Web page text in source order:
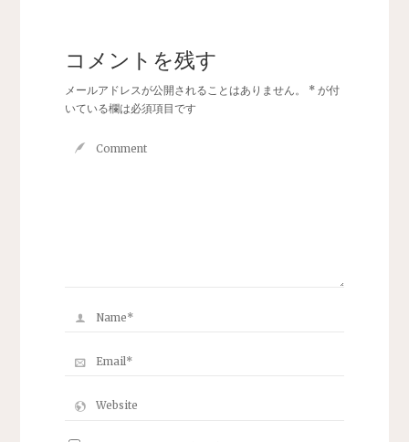
コメントを残す
メールアドレスが公開されることはありません。 *が付
いている欄は必須項目です